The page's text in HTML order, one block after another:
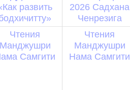
развить
Чтения
Манджушри
Самгити
2026 Садхана
Ченрезига
Чтения
Манджушри
Нама Самгити